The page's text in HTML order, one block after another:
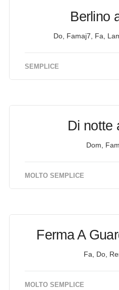
Berlino
Do, Famaj7, Fa,
SEMPLICE
Di notte
Dom,
MOLTO SEMPLICE
Ferma A
Fa, Do,
MOLTO SEMPLICE